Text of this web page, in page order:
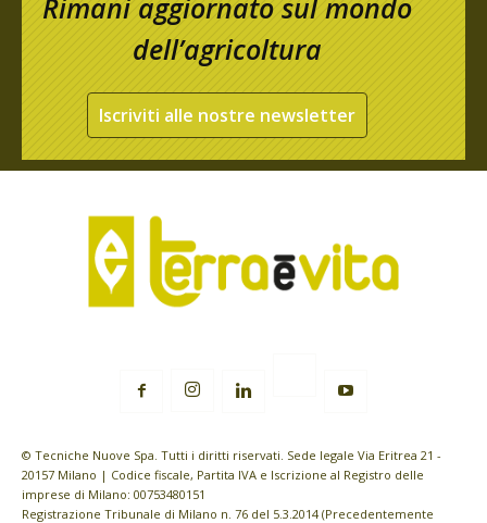
Rimani aggiornato sul mondo
dell’agricoltura
Iscriviti alle nostre newsletter
© Tecniche Nuove Spa. Tutti i diritti riservati. Sede legale Via Eritrea 21 -
20157 Milano | Codice fiscale, Partita IVA e Iscrizione al Registro delle
imprese di Milano: 00753480151
Registrazione Tribunale di Milano n. 76 del 5.3.2014 (Precedentemente